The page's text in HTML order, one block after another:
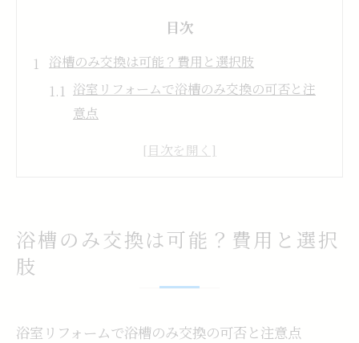
目次
浴槽のみ交換は可能？費用と選択肢
浴室リフォームで浴槽のみ交換の可否と注
意点
浴室リフォームの浴槽交換費用相場と影響
浴室リフォームの交換方法別メリットとデ
浴槽交換を検討する際の業者選びと相談ポ
浴槽のみ交換は可能？費用と選択
肢
浴室リフォームで浴槽のみ交換の可否と注意点